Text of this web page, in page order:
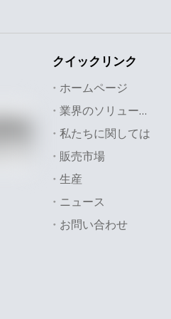
クイックリンク
ホームページ
業界のソリューション
私たちに関しては
販売市場
生産
ニュース
お問い合わせ